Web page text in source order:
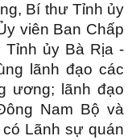
Bí thư Tỉnh ủy
viên Ban Chấp
ủy Bà Rịa -
lãnh đạo các
ương; lãnh đạo
Nam Bộ và
Lãnh sự quán